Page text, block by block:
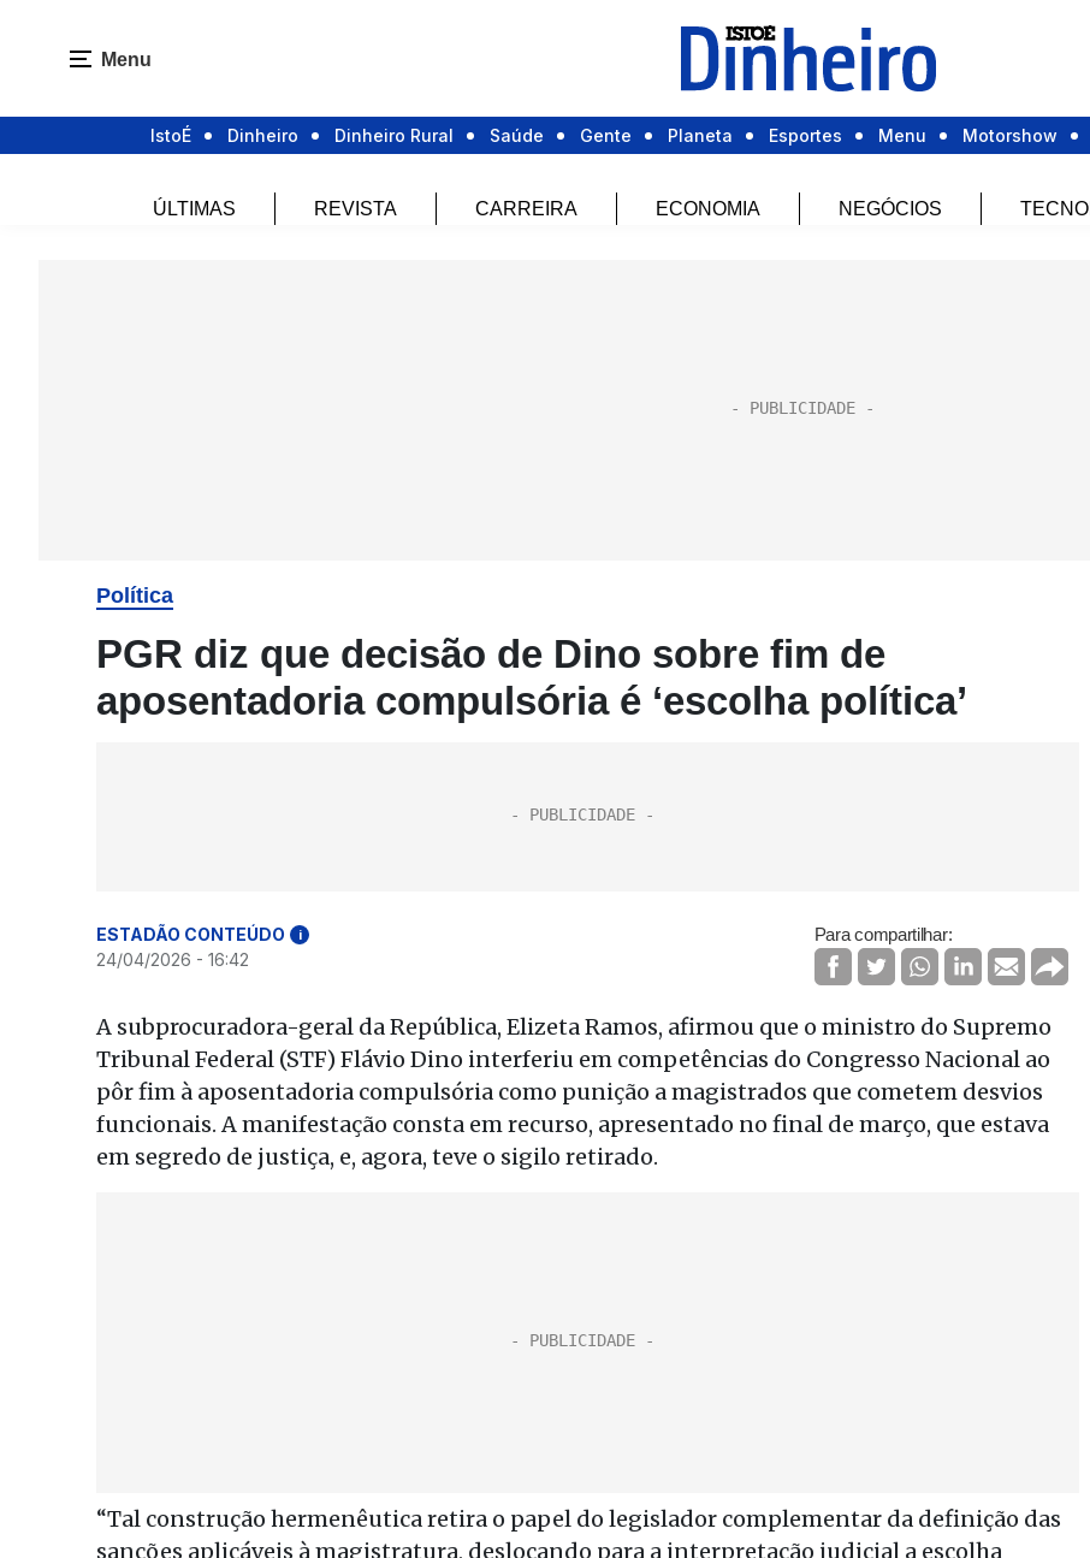
Menu
IstoÉ Dinheiro Dinheiro Rural Saúde Gente Planeta Esportes Menu Motorshow
ÚLTIMAS REVISTA CARREIRA ECONOMIA NEGÓCIOS
Política
PGR diz que decisão de Dino sobre fim de
aposentadoria compulsória é ‘escolha política’
ESTADÃO CONTEÚDO i
24/04/2026 - 16:42
Para compartilhar:
A subprocuradora-geral da República, Elizeta Ramos, afirmou que o ministro do Supremo
Tribunal Federal (STF) Flávio Dino interferiu em competências do Congresso Nacional ao
pôr fim à aposentadoria compulsória como punição a magistrados que cometem desvios
funcionais. A manifestação consta em recurso, apresentado no final de março, que estava
em segredo de justiça, e, agora, teve o sigilo retirado.
“Tal construção hermenêutica retira o papel do legislador complementar da definição das
sanções aplicáveis à magistratura, deslocando para a interpretação judicial a escolha